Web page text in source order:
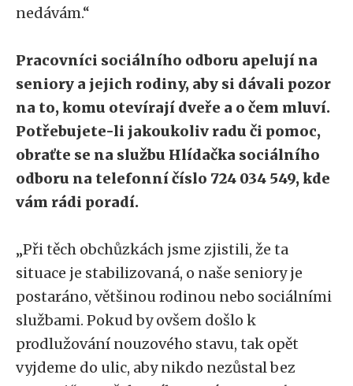
nedávám.“
Pracovníci sociálního odboru apelují na
seniory a jejich rodiny, aby si dávali pozor
na to, komu otevírají dveře a o čem mluví.
Potřebujete-li jakoukoliv radu či pomoc,
obraťte se na službu Hlídačka sociálního
odboru na telefonní číslo 724 034 549, kde
vám rádi poradí.
„Při těch obchůzkách jsme zjistili, že ta
situace je stabilizovaná, o naše seniory je
postaráno, většinou rodinou nebo sociálními
službami. Pokud by ovšem došlo k
prodlužování nouzového stavu, tak opět
vyjdeme do ulic, aby nikdo nezůstal bez